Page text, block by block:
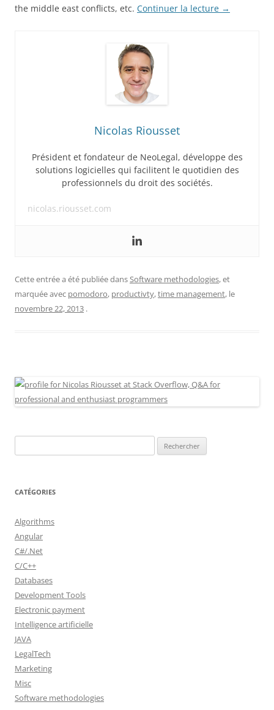
the middle east conflicts, etc. Continuer la lecture →
Nicolas Riousset
Président et fondateur de NeoLegal, développe des
solutions logicielles qui facilitent le quotidien des
professionnels du droit des sociétés.
nicolas.riousset.com
Cette entrée a été publiée dansSoftware methodologies, et
marquée avec pomodoro, productivty,time management, le
novembre 22, 2013 .
CATÉGORIES
Algorithms
Angular
C#/.Net
C/C++
Databases
Development Tools
Electronic payment
Intelligence artificielle
JAVA
LegalTech
Marketing
Misc
Software methodologies